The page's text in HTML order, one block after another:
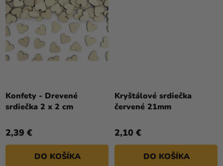
Konfety - Drevené
srdiečka 2 x 2 cm
2,39 €
DO KOŠÍKA
Kryštálové srdiečka
červené 21mm
2,10 €
DO KOŠÍKA